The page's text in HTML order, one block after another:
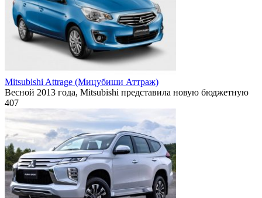
Mitsubishi Attrage (Мицубиши Аттраж)
Весной 2013 года, Mitsubishi представила новую бюджетную
407